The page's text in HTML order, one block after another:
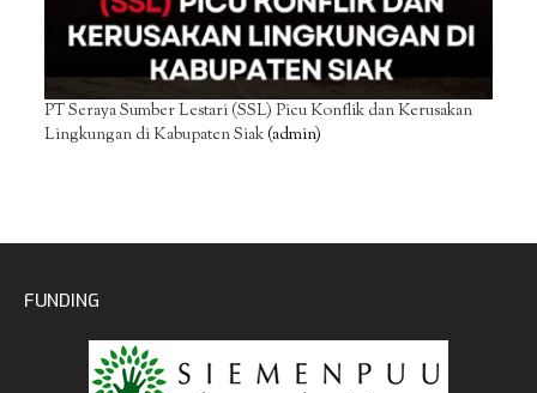
PT Seraya Sumber Lestari (SSL) Picu Konflik dan Kerusakan
Lingkungan di Kabupaten Siak(admin)
FUNDING